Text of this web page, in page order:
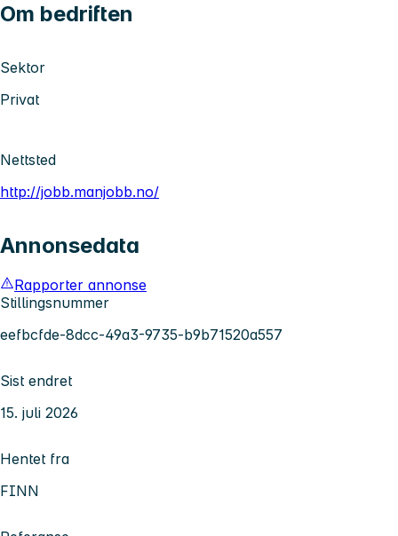
Om bedriften
Sektor
Privat
Nettsted
http://jobb.manjobb.no/
Annonsedata
Rapporter annonse
Stillingsnummer
eefbcfde-8dcc-49a3-9735-b9b71520a557
Sist endret
15. juli 2026
Hentet fra
FINN